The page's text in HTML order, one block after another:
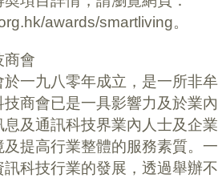
awards/smartliving。
商會
一九八零年成立，是一所非
商會已是一具影響力及於業
及通訊科技界業內人士及企
提高行業整體的服務素質。
科技行業的發展，透過舉辦